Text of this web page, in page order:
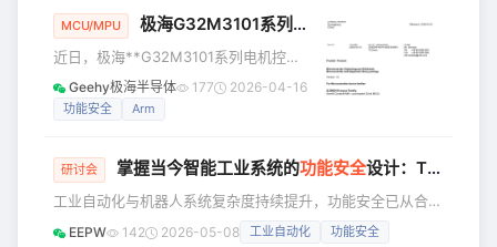
核心展
分析固态断路器（SSCB）设计的关键技
术路径，助力行业应对电力系统升级背
后的安全与效能双重考验。 随着新能
源、数据中心、工业配电向高压、高密
度、高可靠演进，传统机械断路器的速
断路器凭借全电子开关实
MCU/MPU 极海G32M3101系列电机控制SoC，通过IEC 60730/60335
近日，极海**G32M3101系列电机控制
SoC，成功通过IEC 60730/60335功能
安全认证**。这标志着该系列产品在功
全库，并助力其高效缩短开发周期与认
证成本，快速推出安全可靠的产品。 随
着智能家电与工业物联网的快速发展，
电气化与智能化已成为各行业转型的主
Geehy极海半导体 177 2026-04-16
功能安全 Arm
研讨会 掌握当今智能工业系统的功能安全设计：TI 线下研讨会即将开启｜火热报名中
工业自动化与机器人系统复杂度持续提升，功能安全已从合规
要求演进为系统设计的基础能力。工程设计在早期阶段便需同
EEPW 142 2026-05-08 工业自动化 功能安全